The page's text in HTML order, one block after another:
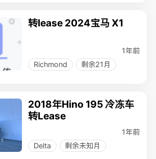
转lease 2024宝马 X1
1年前
Richmond
剩余21月
2018年Hino 195 冷冻车
转Lease
1年前
Delta
剩余未知月